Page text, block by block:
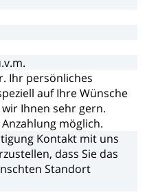
Ihr persönliches
auf IhreWünsche
wir Ihnen sehr gern.
Anzahlung möglich.
Kontakt mit uns
dass Sie das
Standort